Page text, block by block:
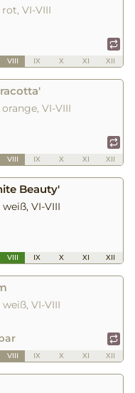
VI-VIII
VIII IX X XI XII
VI-VIII
VIII IX X XI XII
Beauty'
VI-VIII
VIII IX X XI XII
VI-VIII
VIII IX X XI XII